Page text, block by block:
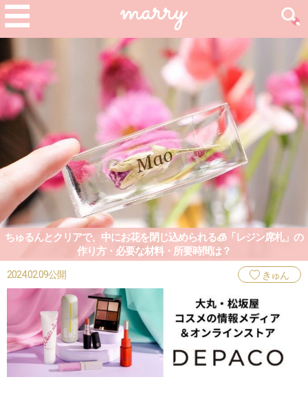
ちゅるんとクリアで、中にお花を閉じ込められる🧊「レジン席札」の
作り方・必要な材料・所要時間は？
2024.02.09公開 きゅん